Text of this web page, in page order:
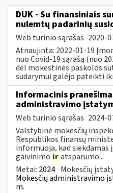
DUK - Su finansiniais
nulemtų padarinių
Web turinio sąrašas 2020-
Atnaujinta: 2022-01-19
nuo Covid-19 sąrašą (nuo
dėl mokestinės paskolos
sudarymui galėjo pateikti
Informacinis
administravimo
Web turinio sąrašas 2024-
Valstybinė mokesčių
Respublikos finansų
informuoja, kad
gaivinimo iratsparumo...
Metai: 2024 Mokesčių
Mokesčių administravimo
m.